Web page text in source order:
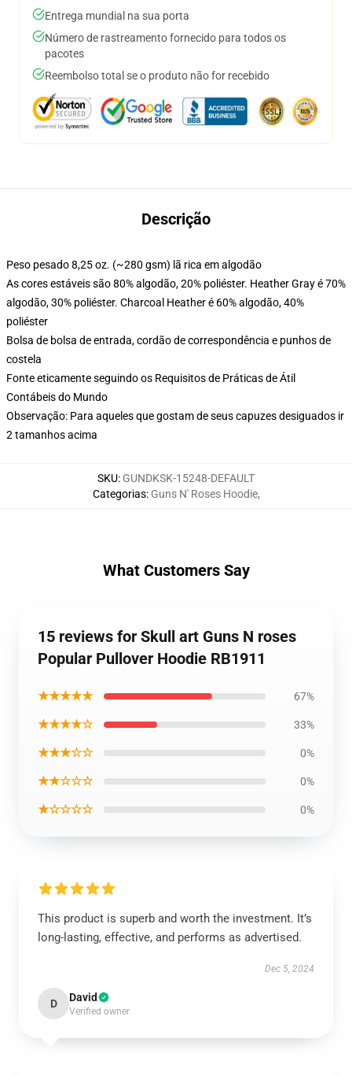
Entrega mundial na sua porta
Número de rastreamento fornecido para todos os
pacotes
Reembolso total se o produto não for recebido
Descrição
Peso pesado 8,25 oz. (~280 gsm) lã rica em algodão
As cores estáveis são 80% algodão, 20% poliéster. Heather Gray é 70%
algodão, 30% poliéster. Charcoal Heather é 60% algodão, 40%
poliéster
Bolsa de bolsa de entrada, cordão de correspondência e punhos de
costela
Fonte eticamente seguindo os Requisitos de Práticas de Átil
Contábeis do Mundo
Observação: Para aqueles que gostam de seus capuzes desiguados ir
2 tamanhos acima
SKU: GUNDKSK-15248-DEFAULT
Categorias: Guns N' Roses Hoodie,
What Customers Say
15 reviews for Skull art Guns N roses
Popular Pullover Hoodie RB1911
★★★★★ 67%
★★★★☆ 33%
★★★☆☆ 0%
★★☆☆☆ 0%
★☆☆☆☆ 0%
This product is superb and worth the investment. It’s
long-lasting, effective, and performs as advertised.
Dec 5, 2024
D David
Verified owner